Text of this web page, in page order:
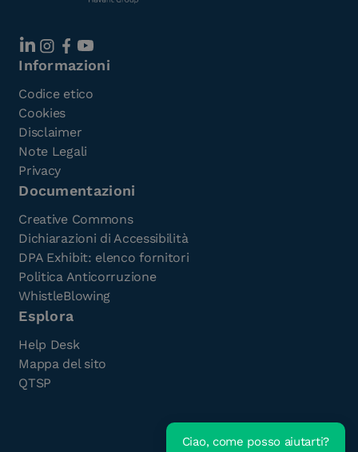
Informazioni
Codice etico
Cookies
Disclaimer
Note Legali
Privacy
Documentazioni
Creative Commons
Dichiarazioni di Accessibilità
DPA Exhibit: elenco fornitori
Politica Anticorruzione
WhistleBlowing
Esplora
Help Desk
Mappa del sito
QTSP
Ciao, come posso aiutarti?